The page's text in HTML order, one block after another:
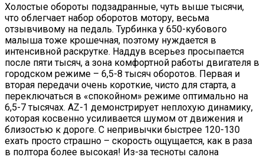
Холостые обороты подзадранные, чуть выше тысячи,
что облегчает набор оборотов мотору, весьма
отзывчивому на педаль. Турбинка у 650-кубового
малыша тоже крошечная, поэтому нуждается в
интенсивной раскрутке. Наддув всерьез просыпается
после пяти тысяч, а зона комфортной работы двигателя в
городском режиме – 6,5-8 тысяч оборотов. Первая и
вторая передачи очень короткие, чисто для старта, а
переключаться в «спокойном» режиме оптимально на
6,5-7 тысячах. AZ-1 демонстрирует неплохую динамику,
которая косвенно усиливается шумом от движения и
близостью к дороге. С непривычки быстрее 120-130
ехать просто страшно – скорость ощущается, как в раза
в полтора более высокая! Из-за тесноты салона